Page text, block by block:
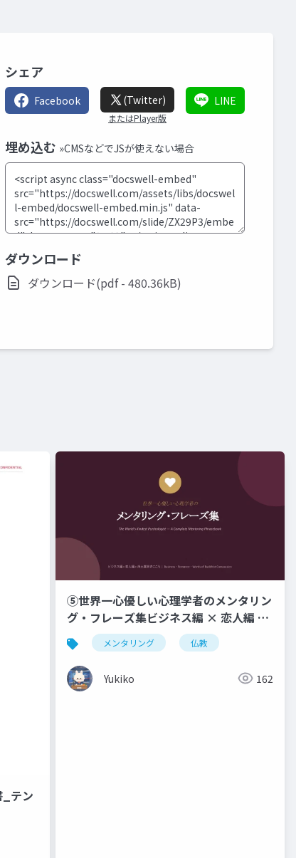
シェア
Facebook (Twitter)
またはPlayer版
LINE
埋め込む »CMSなどでJSが使えない場合
ダウンロード
ダウンロード(pdf - 480.36kB)
_テン
⑤世界一心優しい心理学者のメンタリン
グ・フレーズ集ビジネス編 × 恋人編 ×
浄土真宗のこころ _ Business ・
Romance ・ Words of Buddhist
Compassion
メンタリング 仏教
Yukiko 162